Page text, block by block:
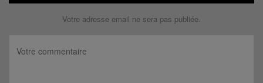
Votre adresse email ne sera pas publiée.